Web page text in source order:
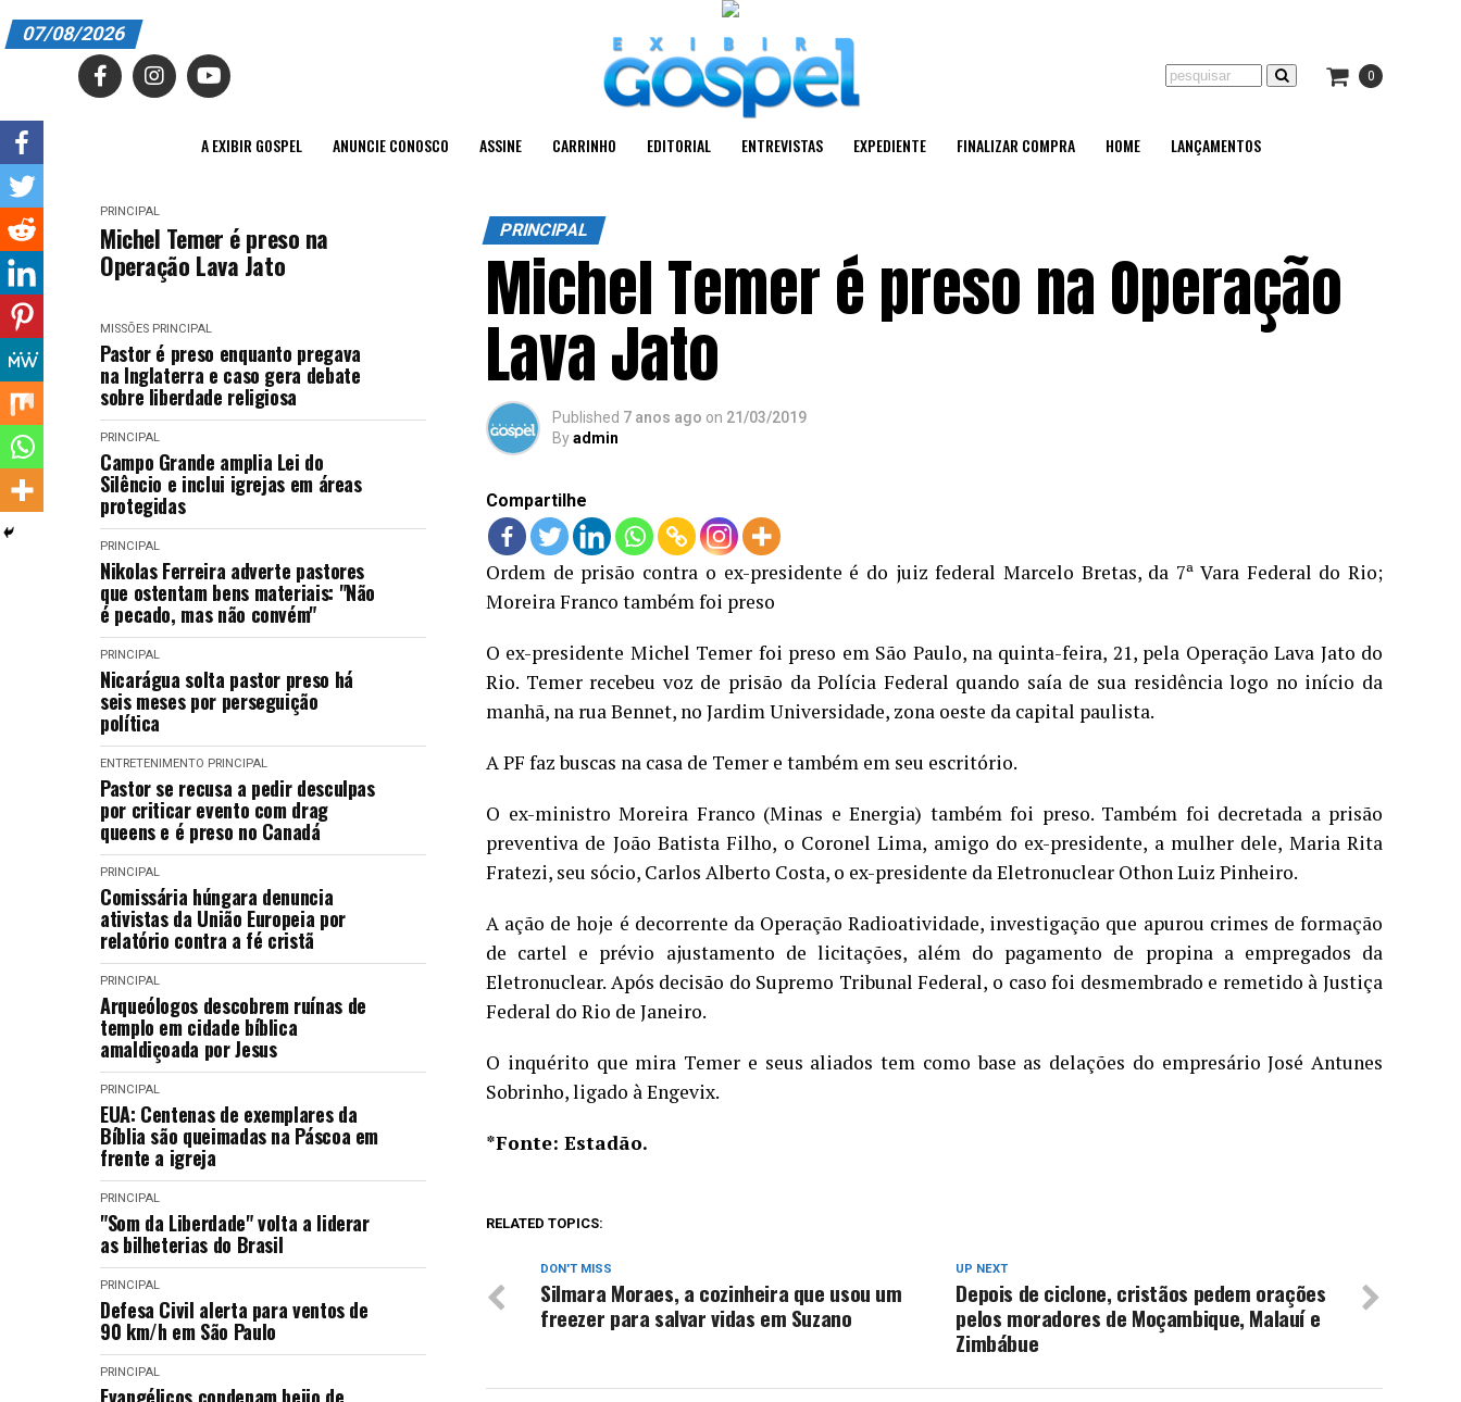
A EXIBIR GOSPEL
EDITORIAL
EXPEDIENTE
FINALIZAR COMPRA
HOME
LANÇAMENTOS
07/08/2026
0
A EXIBIR GOSPEL ANUNCIE CONOSCO ASSINE CARRINHO EDITORIAL ENTREVISTAS EXPEDIENTE FINALIZAR COMPRA HOME LANÇAMENTOS
PRINCIPAL
Michel Temer é preso na
Operação Lava Jato
MISSÕES PRINCIPAL
Pastor é preso enquanto pregava
na Inglaterra e caso gera debate
sobre liberdade religiosa
PRINCIPAL
Campo Grande amplia Lei do
Silêncio e inclui igrejas em áreas
protegidas
PRINCIPAL
Nikolas Ferreira adverte pastores
que ostentam bens materiais: "Não
é pecado, mas não convém"
PRINCIPAL
Nicarágua solta pastor preso há
seis meses por perseguição
política
ENTRETENIMENTO PRINCIPAL
Pastor se recusa a pedir desculpas
por criticar evento com drag
queens e é preso no Canadá
PRINCIPAL
Comissária húngara denuncia
ativistas da União Europeia por
relatório contra a fé cristã
PRINCIPAL
Arqueólogos descobrem ruínas de
templo em cidade bíblica
amaldiçoada por Jesus
PRINCIPAL
EUA: Centenas de exemplares da
Bíblia são queimadas na Páscoa em
frente a igreja
PRINCIPAL
"Som da Liberdade" volta a liderar
as bilheterias do Brasil
PRINCIPAL
Defesa Civil alerta para ventos de
90 km/h em São Paulo
PRINCIPAL
PRINCIPAL
Michel Temer é preso na Operação
Lava Jato
Published 7 anos ago on 21/03/2019
Byadmin
Compartilhe
Ordem de prisão contra o ex-presidente é do juiz federal Marcelo Bretas, da 7ª Vara Federal do Rio;
Moreira Franco também foi preso
O ex-presidente Michel Temer foi preso em São Paulo, na quinta-feira, 21, pela Operação Lava Jato do
Rio. Temer recebeu voz de prisão da Polícia Federal quando saía de sua residência logo no início da
manhã, na rua Bennet, no Jardim Universidade, zona oeste da capital paulista.
A PF faz buscas na casa de Temer e também em seu escritório.
O ex-ministro Moreira Franco (Minas e Energia) também foi preso. Também foi decretada a prisão
preventiva de João Batista Filho, o Coronel Lima, amigo do ex-presidente, a mulher dele, Maria Rita
Fratezi, seu sócio, Carlos Alberto Costa, o ex-presidente da Eletronuclear Othon Luiz Pinheiro.
A ação de hoje é decorrente da Operação Radioatividade, investigação que apurou crimes de formação
de cartel e prévio ajustamento de licitações, além do pagamento de propina a empregados da
Eletronuclear. Após decisão do Supremo Tribunal Federal, o caso foi desmembrado e remetido à Justiça
Federal do Rio de Janeiro.
O inquérito que mira Temer e seus aliados tem como base as delações do empresário José Antunes
Sobrinho, ligado à Engevix.
*Fonte: Estadão.
RELATED TOPICS:
UP NEXT
Depois de ciclone, cristãos pedem orações
pelos moradores de Moçambique, Malauí e
Zimbábue
DON'T MISS
Silmara Moraes, a cozinheira que usou um
freezer para salvar vidas em Suzano